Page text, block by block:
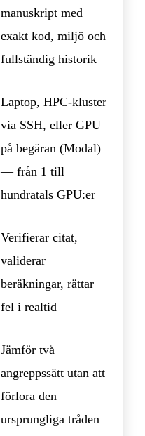
manuskript med
exakt kod, miljö och
fullständig historik
Laptop, HPC-kluster
via SSH, eller GPU
på begäran (Modal)
— från 1 till
hundratals GPU:er
Verifierar citat,
validerar
beräkningar, rättar
fel i realtid
Jämför två
angreppssätt utan att
förlora den
ursprungliga tråden